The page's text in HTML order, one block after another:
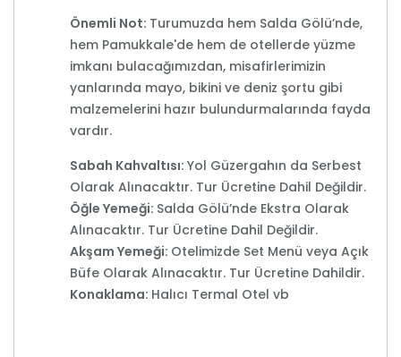
Önemli Not: Turumuzda hem Salda Gölü’nde,
hem Pamukkale'de hem de otellerde yüzme
imkanı bulacağımızdan, misafirlerimizin
yanlarında mayo, bikini ve deniz şortu gibi
malzemelerini hazır bulundurmalarında fayda
vardır.
Sabah Kahvaltısı: Yol Güzergahın da Serbest
Olarak Alınacaktır. Tur Ücretine Dahil Değildir.
Öğle Yemeği: Salda Gölü’nde Ekstra Olarak
Alınacaktır. Tur Ücretine Dahil Değildir.
Akşam Yemeği: Otelimizde Set Menü veya Açık
Büfe Olarak Alınacaktır. Tur Ücretine Dahildir.
Konaklama: Halıcı Termal Otel vb